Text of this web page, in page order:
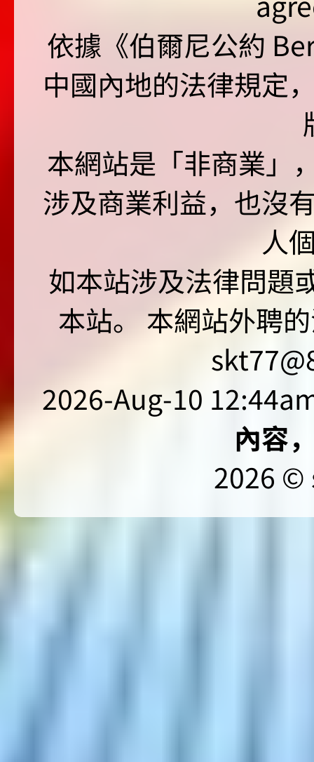
依據《伯爾尼公約
中國內地的法律規定
本網站是「非商業
涉及商業利益，也沒
人
如本站涉及法律問題
本站。 本網站外聘
2026-Aug-10
內容
2026 ©